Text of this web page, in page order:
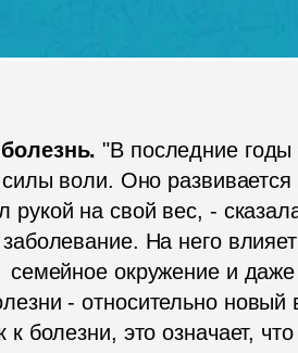
"В последние
воли. Оно развивается
на свой вес, -
На него
семейное окружение и
- относительно новый
болезни, это означает,